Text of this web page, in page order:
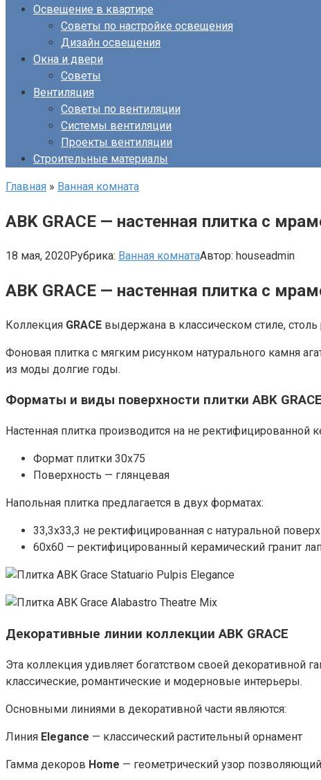
Освещение в квартире
Советы по настройке освещения
Дизайн освещения
Окна и двери
Советы
Вентиляция
Советы по вентиляции
Системы вентиляции
Проекты вентиляции
Строительные материалы
Главная » Ванная комната
ABK GRACE — настенная плитка с
18 мая, 2020Рубрика: Ванная комнатаАвтор: houseadmin
ABK GRACE — настенная плитка с
Коллекция GRACE выдержана в классическом стиле,
Фоновая плитка с мягким рисунком натурального камня
из моды долгие годы.
Форматы и виды поверхности плитки ABK GRACE
Настенная плитка производится на не ректифицированной
Формат плитки 30х75
Поверхность — глянцевая
Напольная плитка предлагается в двух форматах:
33,3х33,3 не ректифицированная с натуральной
60х60 — ректифицированный керамический гранит
Декоративные линии коллекции ABK GRACE
Эта коллекция удивляет богатством своей декоративной
классические, романтические и модерновые интерьеры.
Основными линиями в декоративной части являются:
Линия Elegance — классический растительный орнамент
Гамма декоров Home — геометрический узор